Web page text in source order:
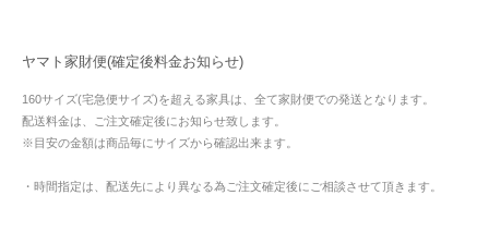
ヤマト家財便(確定後料金お知らせ)
160サイズ(宅急便サイズ)を超える家具は、全て家財便での発送となります。
配送料金は、ご注文確定後にお知らせ致します。
※目安の金額は商品毎にサイズから確認出来ます。
・時間指定は、配送先により異なる為ご注文確定後にご相談させて頂きます。